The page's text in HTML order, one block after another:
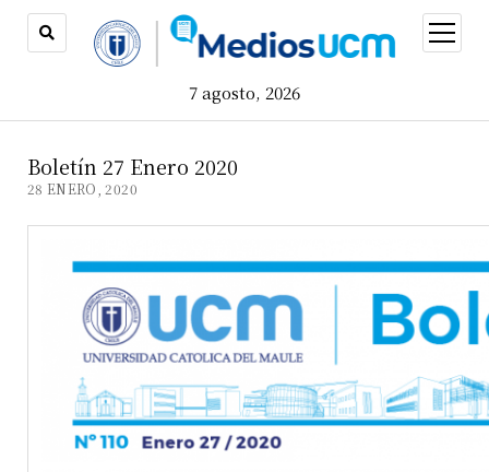
7 agosto, 2026
open
menu
Boletín 27 Enero 2020
28 ENERO, 2020